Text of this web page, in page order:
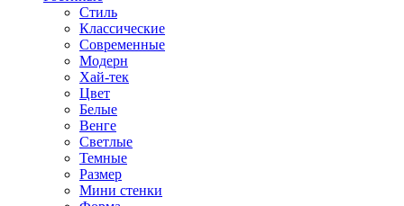
Стиль
Классические
Современные
Модерн
Хай-тек
Цвет
Белые
Венге
Светлые
Темные
Размер
Мини стенки